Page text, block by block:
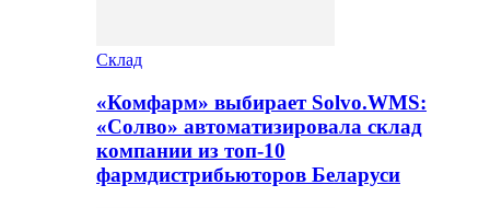
Склад
«Комфарм» выбирает Solvo.WMS:
«Солво» автоматизировала склад
компании из топ-10
фармдистрибьюторов Беларуси